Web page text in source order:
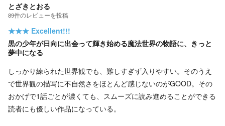
とざきとおる
89件のレビューを投稿
★★★ Excellent!!!
黒の少年が日向に出会って輝き始める魔法世界の物語に、きっと
夢中になる
しっかり練られた世界観でも、難しすぎず入りやすい。そのうえ
で世界観の描写に不自然さをほとんど感じないのがGOOD。その
おかげで1話ごとが濃くても、スムーズに読み進めることができる
読者にも優しい作品になっている。